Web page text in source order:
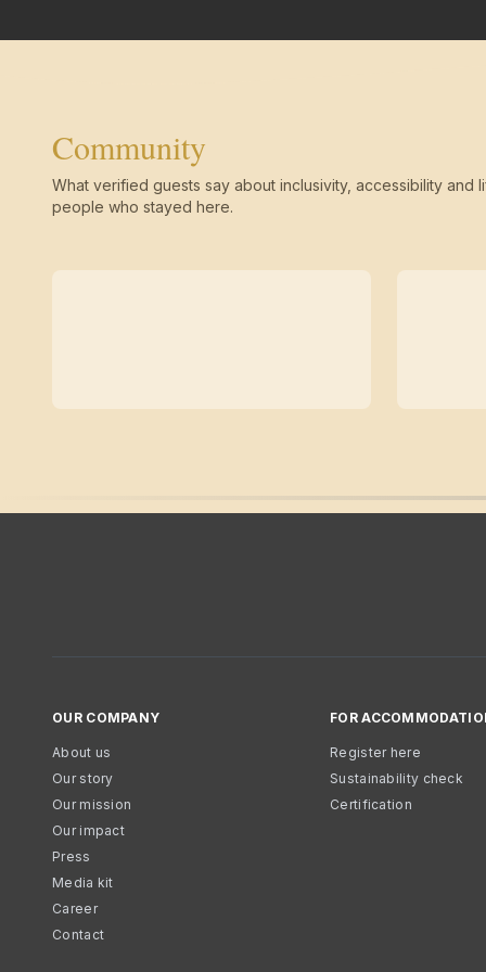
Community
What verified guests say about inclusivity, accessibility and
people who stayed here.
OUR COMPANY
About us
Our story
Our mission
Our impact
Press
Media kit
Career
Contact
FOR
Register here
Sustainability check
Certification